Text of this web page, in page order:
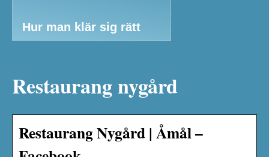
Hur man klär sig rätt
Restaurang nygård
Restaurang Nygård | Åmål –